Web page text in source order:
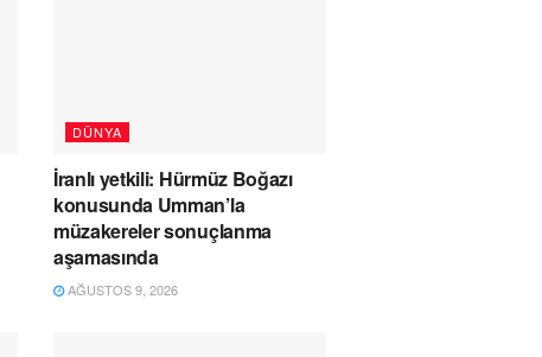
DÜNYA
İranlı yetkili: Hürmüz Boğazı
konusunda Umman’la
müzakereler sonuçlanma
aşamasında
AĞUSTOS 9, 2026